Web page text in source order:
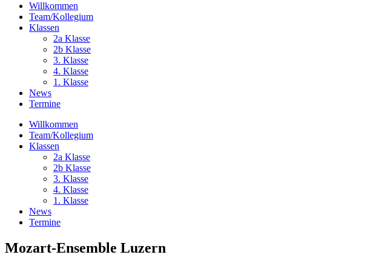
Willkommen
Team/Kollegium
Klassen
2a Klasse
2b Klasse
3. Klasse
4. Klasse
1. Klasse
News
Termine
Willkommen
Team/Kollegium
Klassen
2a Klasse
2b Klasse
3. Klasse
4. Klasse
1. Klasse
News
Termine
Mozart-Ensemble Luzern